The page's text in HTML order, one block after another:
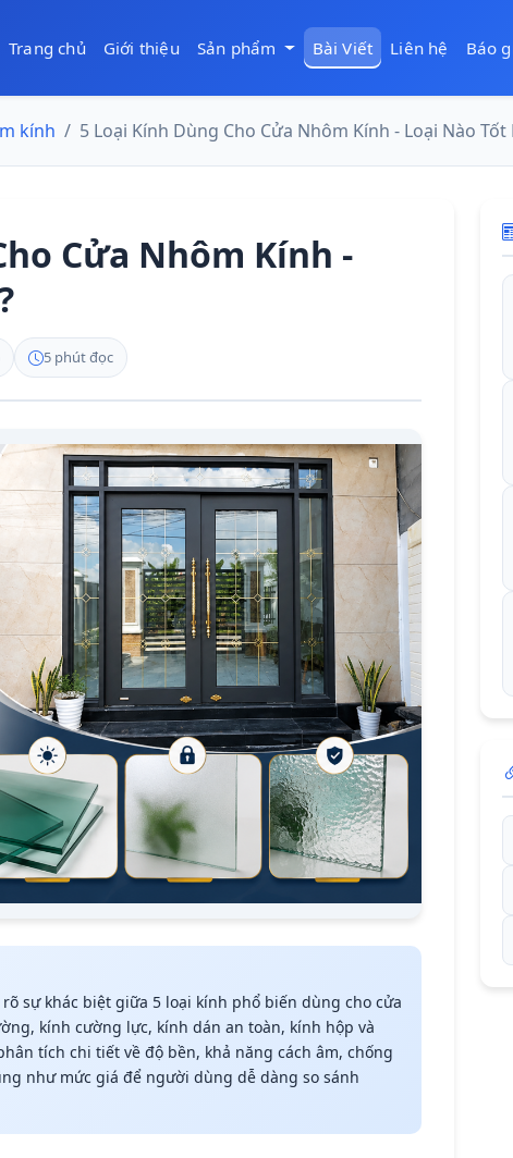
Trang chủ Giới thiệu Sản phẩm Bài Viết Liên hệ Báo
kính 5 Loại Kính Dùng Cho Cửa Nhôm Kính - Loại Nào Tốt
Cửa Nhôm Kính -
5 phút đọc
sự khác biệt giữa 5 loại kính phổ biến dùng cho cửa
kính cường lực, kính dán an toàn, kính hộp và
tích chi tiết về độ bền, khả năng cách âm, chống
như mức giá để người dùng dễ dàng so sánh